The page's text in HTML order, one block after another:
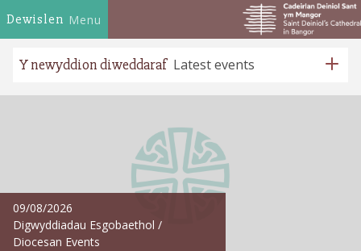
Dewislen Menu
Y newyddion diweddaraf Latest events
09/08/2026
Digwyddiadau Esgobaethol /
Diocesan Events